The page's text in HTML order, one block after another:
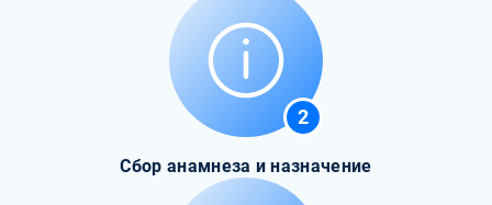
2
Сбор анамнеза и назначение